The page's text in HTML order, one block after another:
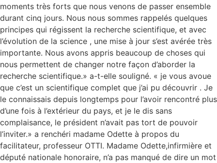
moments très forts que nous venons de passer ensemble
durant cinq jours. Nous nous sommes rappelés quelques
principes qui régissent la recherche scientifique, et avec
l’évolution de la science , une mise à jour s’est avérée très
importante. Nous avons appris beaucoup de choses qui
nous permettent de changer notre façon d’aborder la
recherche scientifique.» a-t-elle souligné. « je vous avoue
que c’est un scientifique complet que j’ai pu découvrir . Je
le connaissais depuis longtemps pour l’avoir rencontré plus
d’une fois à l’extérieur du pays, et je le dis sans
complaisance, le président n’avait pas tort de pouvoir
l’inviter.» a renchéri madame Odette à propos du
facilitateur, professeur OTTI. Madame Odette,infirmière et
député nationale honoraire, n’a pas manqué de dire un mot